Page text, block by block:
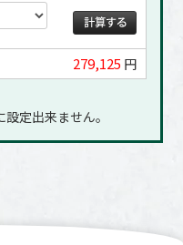
279,125 円
定出来ません｡